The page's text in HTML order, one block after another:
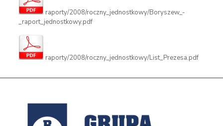
raporty/2008/roczny_jednostkowy/Boryszew_-
_raport_jednostkowy.pdf
raporty/2008/roczny_jednostkowy/List_Prezesa.pdf